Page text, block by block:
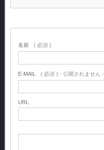
名前 ( 必須 )
E-MAIL ( 必須 ) - 公開されません -
URL